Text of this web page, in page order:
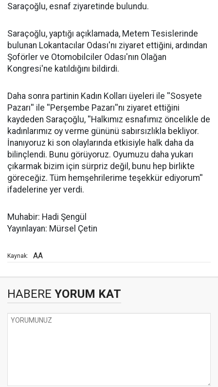
Saraçoğlu, esnaf ziyaretinde bulundu.
Saraçoğlu, yaptığı açıklamada, Metem Tesislerinde
bulunan Lokantacılar Odası'nı ziyaret ettiğini, ardından
Şoförler ve Otomobilciler Odası'nın Olağan
Kongresi'ne katıldığını bildirdi.
Daha sonra partinin Kadın Kolları üyeleri ile ''Sosyete
Pazarı'' ile ''Perşembe Pazarı''nı ziyaret ettiğini
kaydeden Saraçoğlu, ''Halkımız esnafımız öncelikle de
kadınlarımız oy verme gününü sabırsızlıkla bekliyor.
İnanıyoruz ki son olaylarında etkisiyle halk daha da
bilinçlendi. Bunu görüyoruz. Oyumuzu daha yukarı
çıkarmak bizim için sürpriz değil, bunu hep birlikte
göreceğiz. Tüm hemşehrilerime teşekkür ediyorum''
ifadelerine yer verdi.
Muhabir: Hadi Şengül
Yayınlayan: Mürsel Çetin
Kaynak: AA
HABERE YORUM KAT